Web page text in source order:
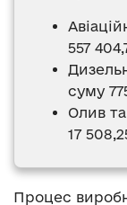
557
суму
Олив
17
Процес